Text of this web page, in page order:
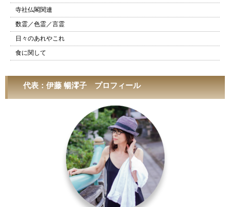
寺社仏閣関連
数霊／色霊／言霊
日々のあれやこれ
食に関して
代表：伊藤 暢澪子 プロフィール